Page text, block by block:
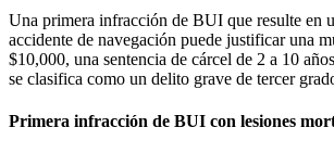
Una primera infracción de BUI que resulte en
accidente de navegación puede justificar una
$10,000, una sentencia de cárcel de 2 a 10
se clasifica como un delito grave de tercer
Primera infracción de BUI con lesiones